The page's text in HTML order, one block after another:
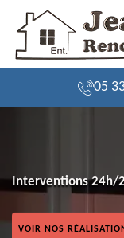
05
Interventions 24h/
VOIR NOS